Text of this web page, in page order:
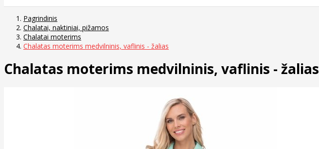
Pagrindinis
Chalatai, naktiniai, pižamos
Chalatai moterims
Chalatas moterims medvilninis, vaflinis - žalias
Chalatas moterims medvilninis, vaflinis - žalias